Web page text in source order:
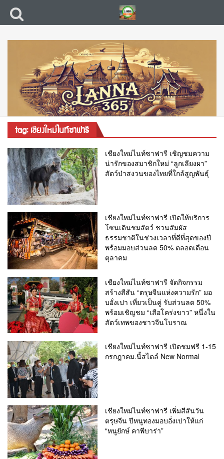
tag: เชียงใหม่ไนท์ซาฟารี
เชียงใหม่ไนท์ซาฟารี เชิญชมความ
น่ารักของสมาชิกใหม่ “ลูกเลียงผา”
สัตว์ป่าสงวนของไทยที่ใกล้สูญพันธุ์
เชียงใหม่ไนท์ซาฟารี เปิดให้บริการ
โซนเดินชมสัตว์ ชวนสัมผัส
ธรรมชาติในช่วงเวลาที่ดีที่สุดของปี
พร้อมมอบส่วนลด 50% ตลอดเดือน
ตุลาคม
เชียงใหม่ไนท์ซาฟารี จัดกิจกรรม
สร้างสีสัน “ตรุษจีนแห่งความรัก” มอ
บอั่งเปา เที่ยวเป็นคู่ รับส่วนลด 50%
พร้อมเชิญชม “เสือโคร่งขาว” หนึ่งใน
สัตว์เทพของชาวจีนโบราณ
เชียงใหม่ไนท์ซาฟารี เปิดชมฟรี 1-15
กรกฎาคม.นี้สไตล์ New Normal
เชียงใหม่ไนท์ซาฟารี เพิ่มสีสันวัน
ตรุษจีน ปีหนูทองมอบอั่งเปาให้แก่
“หนูยักษ์ คาพีบาร่า”